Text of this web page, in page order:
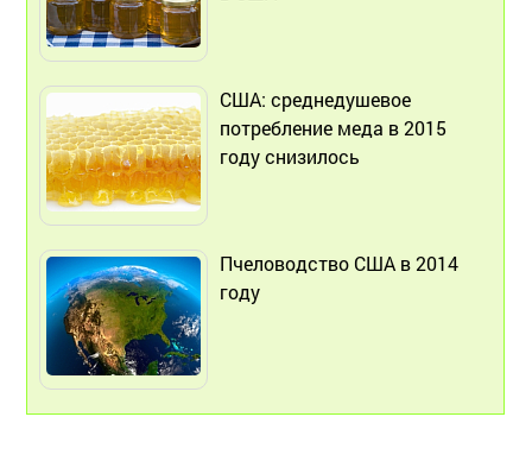
США: среднедушевое
потребление меда в 2015
году снизилось
Пчеловодство США в 2014
году